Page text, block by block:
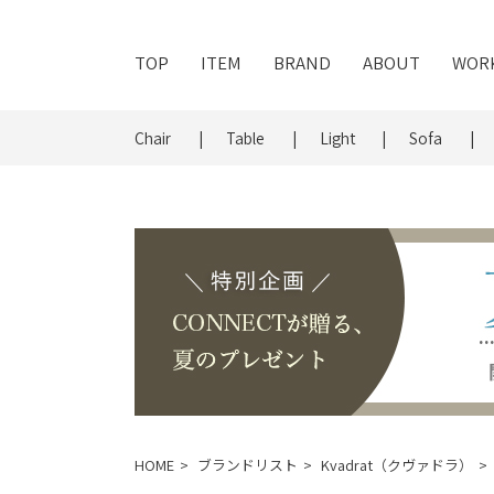
TOP ITEM BRAND ABOUT
Chair Table Light Sofa
HOME ブランドリスト Kvadrat（クヴァドラ）